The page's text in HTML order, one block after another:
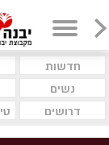
חדשות
נשים
דרושים